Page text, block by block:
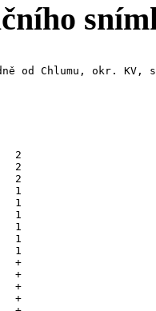
od Chlumu, okr. KV,
2
2
2
1
1
1
1
1
1
+
+
+
+